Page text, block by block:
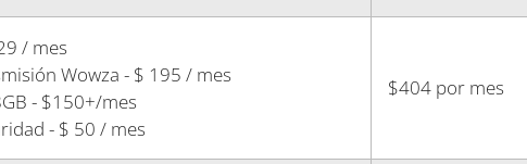
/ mes
Wowza - $ 195 / mes
- $150+/mes
- $ 50 / mes
$404 por mes